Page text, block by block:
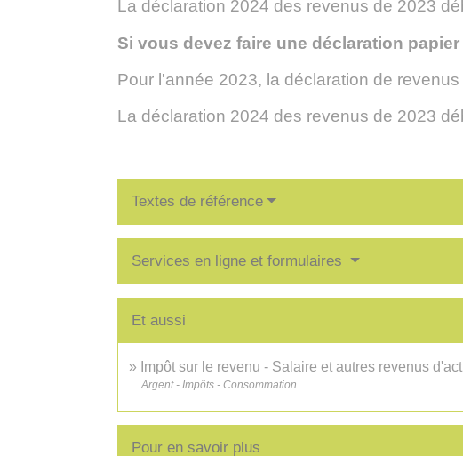
La déclaration 2024 des revenus de 2023
Si vous devez faire une déclaration papier
Pour l'année 2023, la déclaration de
La déclaration 2024 des revenus de 2023
Textes de référence
Services en ligne et formulaires
Et aussi
Impôt sur le revenu - Salaire et autres revenus
Argent - Impôts - Consommation
Pour en savoir plus